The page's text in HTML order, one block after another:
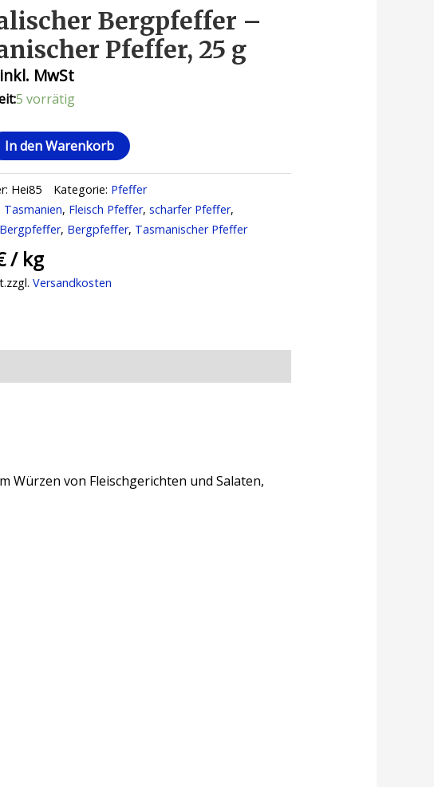
Bergpfeffer –
Pfeffer, 25 g
inkl. MwSt
5 vorrätig
In den Warenkorb
Hei85 Kategorie: Pfeffer
Tasmanien, Fleisch Pfeffer,scharfer Pfeffer,
, Bergpfeffer, Tasmanischer Pfeffer
/ kg
zzgl.Versandkosten
Würzen von Fleischgerichten und Salaten,